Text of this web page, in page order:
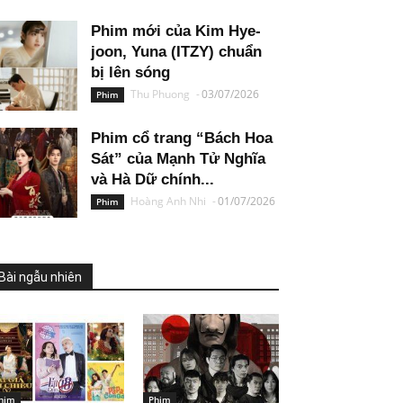
Phim mới của Kim Hye-
joon, Yuna (ITZY) chuẩn
bị lên sóng
Phim Thu Phuong -03/07/2026
Phim cổ trang “Bách Hoa
Sát” của Mạnh Tử Nghĩa
và Hà Dữ chính...
Phim Hoàng Anh Nhi -01/07/2026
ngẫu nhiên
Phim